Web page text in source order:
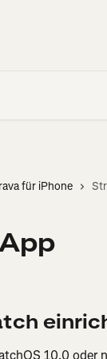
für iPhone
10.0 oder